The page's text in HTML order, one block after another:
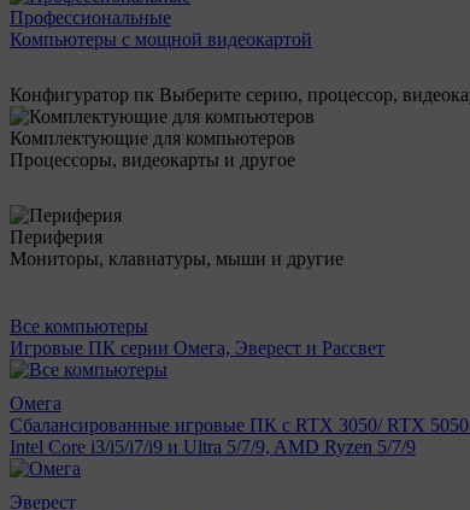
Профессиональные
Компьютеры с мощной видеокартой
Конфигуратор пк Выберите серию, процессор,
Комплектующие для компьютеров
Процессоры, видеокарты и другое
Периферия
Мониторы, клавиатуры, мыши и другие
Все компьютеры
Игровые ПК серии Омега, Эверест и Рассвет
Омега
Сбалансированные игровые ПК с RTX 3050/ RTX
Intel Core i3/i5/i7/i9 и Ultra 5/7/9, AMD Ryzen 5/7/9
Эверест